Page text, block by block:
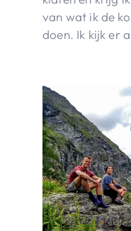
van wat ik de
doen. Ik kijk er